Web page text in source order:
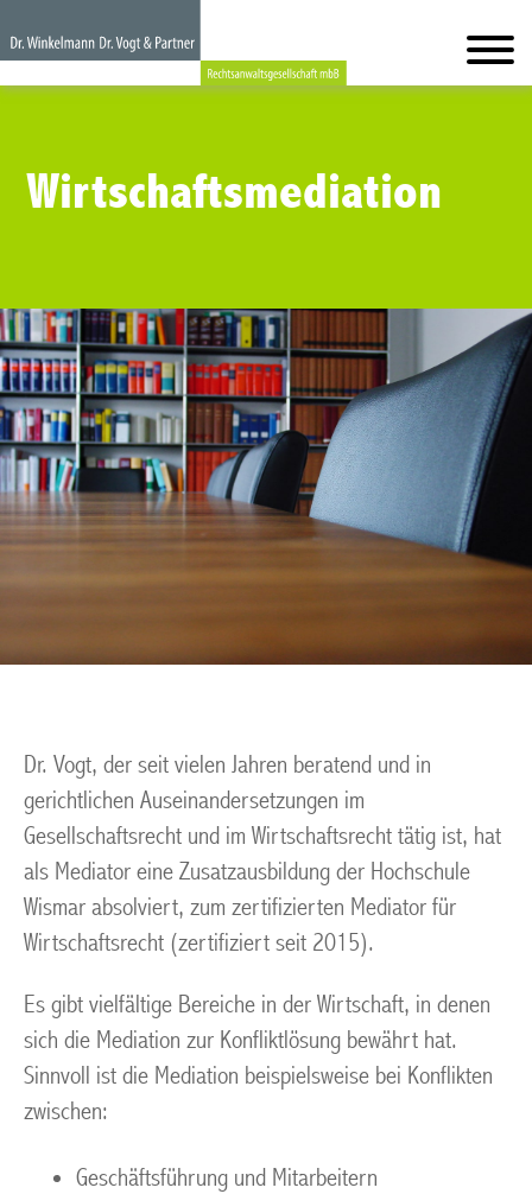
Wirtschaftsmediation
Dr. Vogt, der seit vielen Jahren beratend und in
gerichtlichen Auseinandersetzungen im
Gesellschaftsrecht und im Wirtschaftsrecht tätig ist, hat
als Mediator eine Zusatzausbildung der Hochschule
Wismar absolviert, zum zertifizierten Mediator für
Wirtschaftsrecht (zertifiziert seit 2015).
Es gibt vielfältige Bereiche in der Wirtschaft, in denen
sich die Mediation zur Konfliktlösung bewährt hat.
Sinnvoll ist die Mediation beispielsweise bei Konflikten
zwischen:
Geschäftsführung und Mitarbeitern